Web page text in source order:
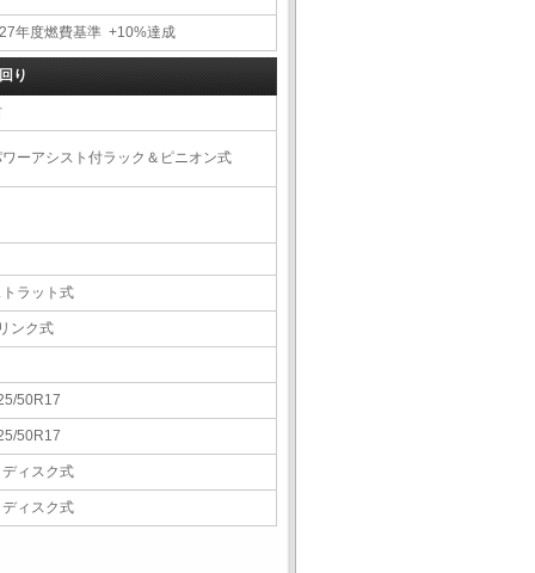
年度燃費基準 +10%達成
り
ーアシスト付ラック＆ピニオン式
トラット式
ンク式
50R17
50R17
ディスク式
ディスク式